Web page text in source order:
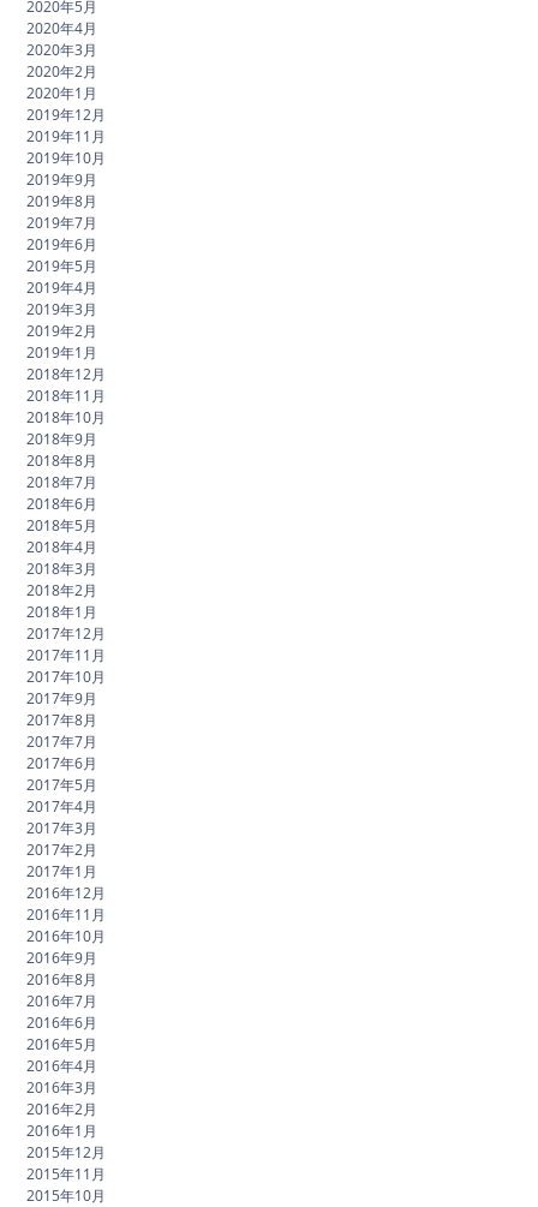
2020年5月
2020年4月
2020年3月
2020年2月
2020年1月
2019年12月
2019年11月
2019年10月
2019年9月
2019年8月
2019年7月
2019年6月
2019年5月
2019年4月
2019年3月
2019年2月
2019年1月
2018年12月
2018年11月
2018年10月
2018年9月
2018年8月
2018年7月
2018年6月
2018年5月
2018年4月
2018年3月
2018年2月
2018年1月
2017年12月
2017年11月
2017年10月
2017年9月
2017年8月
2017年7月
2017年6月
2017年5月
2017年4月
2017年3月
2017年2月
2017年1月
2016年12月
2016年11月
2016年10月
2016年9月
2016年8月
2016年7月
2016年6月
2016年5月
2016年4月
2016年3月
2016年2月
2016年1月
2015年12月
2015年11月
2015年10月